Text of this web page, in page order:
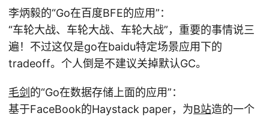
李炳毅的“Go在百度BFE的应用”：
“车轮大战、车轮大战、车轮大战”，重要的事情说三
遍！不过这仅是go在baidu特定场景应用下的
tradeoff。个人倒是不建议关掉默认GC。
毛剑 的“Go在数据存储上面的应用”：
基于FaceBook的Haystack paper，为B站造的一个